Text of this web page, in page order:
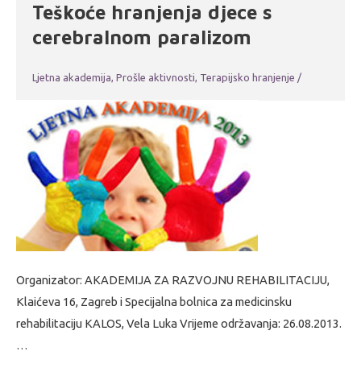
Teškoće hranjenja djece s
cerebralnom paralizom
Ljetna akademija, Prošle aktivnosti, Terapijsko hranjenje /
Organizator: AKADEMIJA ZA RAZVOJNU REHABILITACIJU,
Klaićeva 16, Zagreb i Specijalna bolnica za medicinsku
rehabilitaciju KALOS, Vela Luka Vrijeme održavanja: 26.08.2013.
…